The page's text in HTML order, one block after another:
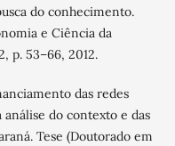
do conhecimento.
e Ciência da
p. 53–66, 2012.
das redes
análise do contexto e das
Tese (Doutorado em